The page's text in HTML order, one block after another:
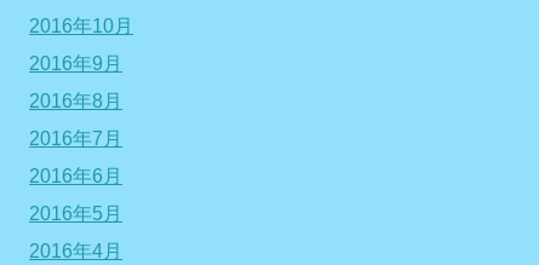
2016年10月
2016年9月
2016年8月
2016年7月
2016年6月
2016年5月
2016年4月